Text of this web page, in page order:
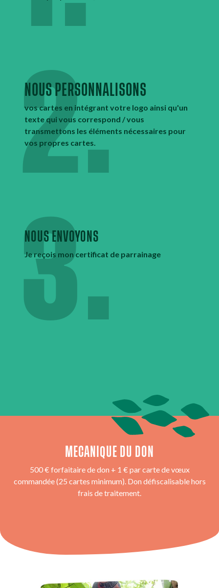
2.
NOUS PERSONNALISONS
vos cartes en intégrant votre logo ainsi qu'un
texte qui vous correspond / vous
transmettons les éléments nécessaires pour
vos propres cartes.
3.
NOUS ENVOYONS
Jereçois mon certificat de parrainage
MECANIQUE DU DON
500 € forfaitaire de don + 1 € par carte de vœux
commandée (25 cartes minimum). Don défiscalisable hors
frais de traitement.